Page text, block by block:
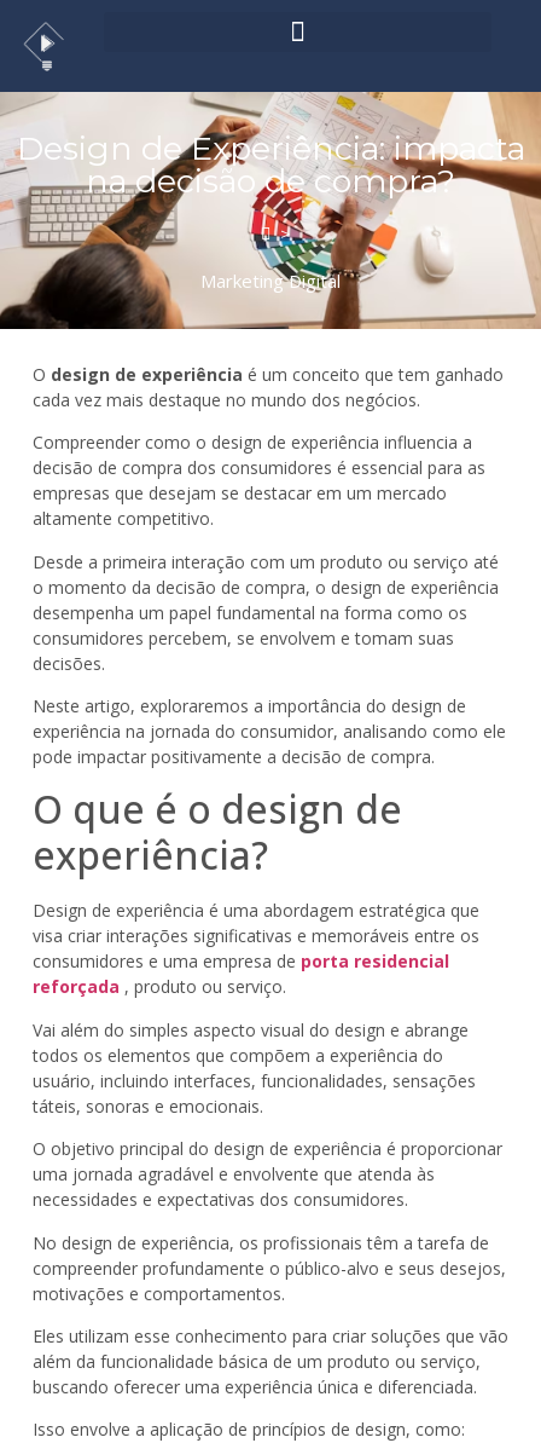
Design de Experiência: impacta
na decisão de compra?
>
Marketing Digital
O design de experiência é um conceito que tem ganhado
cada vez mais destaque no mundo dos negócios.
Compreender como o design de experiência influencia a
decisão de compra dos consumidores é essencial para as
empresas que desejam se destacar em um mercado
altamente competitivo.
Desde a primeira interação com um produto ou serviço até
o momento da decisão de compra, o design de experiência
desempenha um papel fundamental na forma como os
consumidores percebem, se envolvem e tomam suas
decisões.
Neste artigo, exploraremos a importância do design de
experiência na jornada do consumidor, analisando como ele
pode impactar positivamente a decisão de compra.
O que é o design de
experiência?
Design de experiência é uma abordagem estratégica que
visa criar interações significativas e memoráveis entre os
consumidores e uma empresa de porta residencial
reforçada , produto ou serviço.
Vai além do simples aspecto visual do design e abrange
todos os elementos que compõem a experiência do
usuário, incluindo interfaces, funcionalidades, sensações
táteis, sonoras e emocionais.
O objetivo principal do design de experiência é proporcionar
uma jornada agradável e envolvente que atenda às
necessidades e expectativas dos consumidores.
No design de experiência, os profissionais têm a tarefa de
compreender profundamente o público-alvo e seus desejos,
motivações e comportamentos.
Eles utilizam esse conhecimento para criar soluções que vão
além da funcionalidade básica de um produto ou serviço,
buscando oferecer uma experiência única e diferenciada.
Isso envolve a aplicação de princípios de design, como: